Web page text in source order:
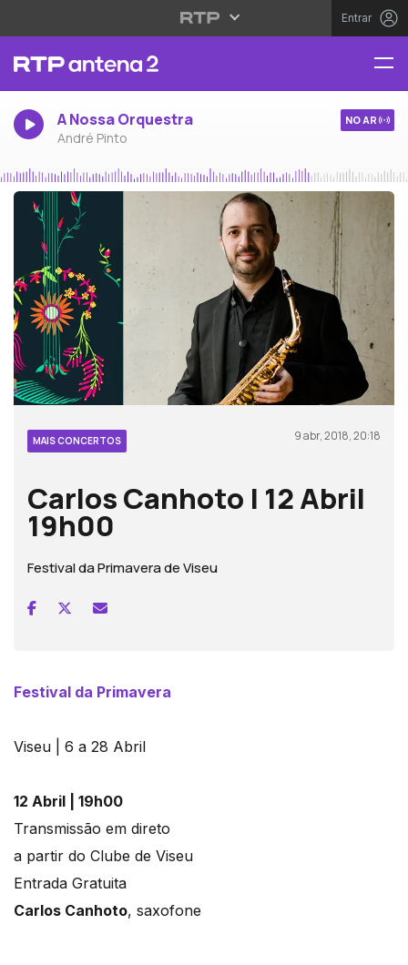
Entrar
A Nossa Orquestra
André Pinto
NO AR
MAIS CONCERTOS 9 abr, 2018, 20:18
Carlos Canhoto | 12 Abril
19h00
Festival da Primavera de Viseu
Festival da Primavera
Viseu | 6 a 28 Abril
12 Abril | 19h00
Transmissão em direto
a partir do Clube de Viseu
Entrada Gratuita
Carlos Canhoto, saxofone